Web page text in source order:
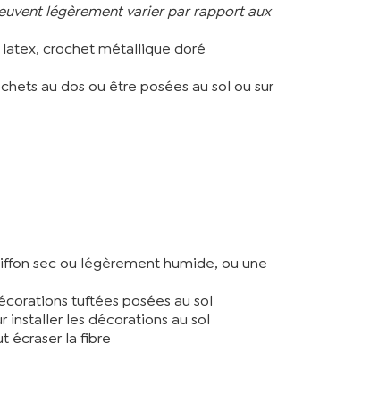
légèrement varier par rapport aux
latex, crochet métallique doré
au dos ou être posées au sol ou sur
sec ou légèrement humide, ou une
tuftées posées au sol
installer les décorations au sol
écraser la fibre